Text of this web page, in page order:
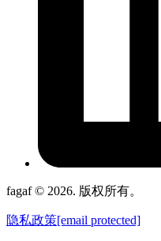
fagaf © 2026. 版权所有。
隐私政策[email protected]